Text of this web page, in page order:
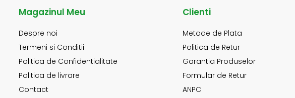
Magazinul Meu
Despre noi
Termeni si Conditii
Politica de Confidentialitate
Politica de livrare
Contact
Clienti
Metode de Plata
Politica de Retur
Garantia Produselor
Formular de Retur
ANPC